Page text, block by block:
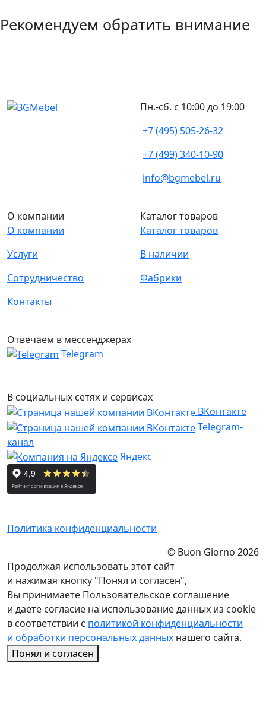
Рекомендуем обратить внимание
Пн.-сб. с 10:00 до 19:00
+7 (495) 505-26-32
+7 (499) 340-10-90
info@bgmebel.ru
О компании
О компании
Услуги
Сотрудничество
Контакты
Каталог товаров
Каталог товаров
В наличии
Фабрики
Отвечаем в мессенджерах
Telegram
В социальных сетях и сервисах
ВКонтакте
Telegram-
канал
Яндекс
Политика конфиденциальности
© Buon Giorno 2026
Продолжая использовать этот сайт
и нажимая кнопку "Понял и согласен",
Вы принимаете Пользовательское соглашение
и даете согласие на использование данных из cookie
в соответствии с политикой конфиденциальности
и обработки персональных данных нашего сайта.
Понял и согласен